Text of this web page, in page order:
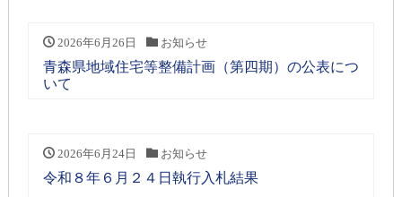
2026年6月26日 お知らせ
青森県地域住宅等整備計画（第四期）の公表につ
いて
2026年6月24日 お知らせ
令和８年６月２４日執行入札結果